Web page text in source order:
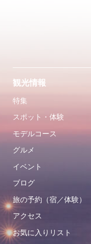
観光情報
特集
スポット・体験
モデルコース
グルメ
イベント
ブログ
旅の予約（宿／体験）
アクセス
お気に入りリスト